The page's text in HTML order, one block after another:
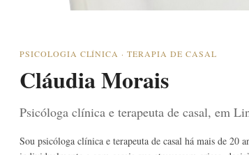
PSICOLOGIA CLÍNICA · TERAPIA DE CASAL
Cláudia Morais
Psicóloga clínica e terapeuta de casal, em
Sou psicóloga clínica e terapeuta de casal há mais de 20